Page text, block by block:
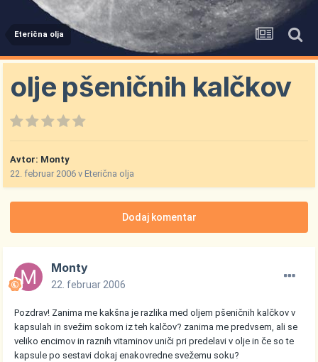
Eterična olja
olje pšeničnih kalčkov
Avtor: Monty
22. februar 2006 vEterična olja
Dodaj komentar
Monty
22. februar 2006
Pozdrav! Zanima me kakšna je razlika med oljem pšeničnih kalčkov v
kapsulah in svežim sokom iz teh kalčov? zanima me predvsem, ali se
veliko encimov in raznih vitaminov uniči pri predelavi v olje in če so te
kapsule po sestavi dokaj enakovredne svežemu soku?